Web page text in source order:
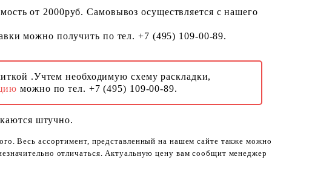
от 2000руб. Самовывоз осуществляется с нашего
можно получить по тел. +7 (495) 109-00-89.
.Учтем необходимую схему раскладки,
можно по тел. +7 (495) 109-00-89.
штучно.
Весь ассортимент, представленный на нашем сайте также можно
отличаться. Актуальную цену вам сообщит менеджер